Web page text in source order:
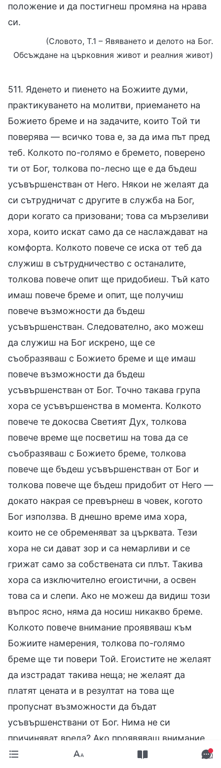
положение и да постигнеш промяна на нрава
си.
(Словото, Т.1 – Явяването и делото на Бог.
Обсъждане на църковния живот и реалния живот)
511. Яденето и пиенето на Божиите думи,
практикуването на молитви, приемането на
Божието бреме и на задачите, които Той ти
поверява — всичко това е, за да има път пред
теб. Колкото по-голямо е бремето, поверено
ти от Бог, толкова по-лесно ще е да бъдеш
усъвършенстван от Него. Някои не желаят да
си сътрудничат с другите в служба на Бог,
дори когато са призовани; това са мързеливи
хора, които искат само да се наслаждават на
комфорта. Колкото повече се иска от теб да
служиш в сътрудничество с останалите,
толкова повече опит ще придобиеш. Тъй като
имаш повече бреме и опит, ще получиш
повече възможности да бъдеш
усъвършенстван. Следователно, ако можеш
да служиш на Бог искрено, ще се
съобразяваш с Божието бреме и ще имаш
повече възможности да бъдеш
усъвършенстван от Бог. Точно такава група
хора се усъвършенства в момента. Колкото
повече те докосва Светият Дух, толкова
повече време ще посветиш на това да се
съобразяваш с Божието бреме, толкова
повече ще бъдеш усъвършенстван от Бог и
толкова повече ще бъдеш придобит от Него —
докато накрая се превърнеш в човек, когото
Бог използва. В днешно време има хора,
които не се обременяват за църквата. Тези
хора не си дават зор и са немарливи и се
грижат само за собствената си плът. Такива
хора са изключително егоистични, а освен
това са и слепи. Ако не можеш да видиш този
въпрос ясно, няма да носиш никакво бреме.
Колкото повече внимание проявяваш към
Божиите намерения, толкова по-голямо
бреме ще ти повери Той. Егоистите не желаят
да изстрадат такива неща; не желаят да
платят цената и в резултат на това ще
пропуснат възможности да бъдат
усъвършенствани от Бог. Нима не си
причиняват вреда? Ако проявяваш внимание
към Божиите намерения, ще поемеш